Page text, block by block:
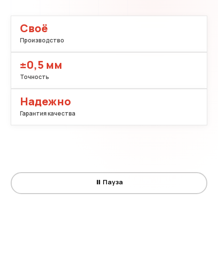
Своё
Производство
±0,5 мм
Точность
Надежно
Гарантия качества
⏸ Пауза